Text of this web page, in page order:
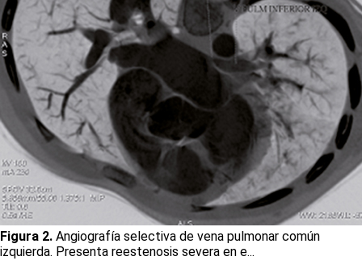
Figura 2. Angiografía selectiva de vena pulmonar común
izquierda. Presenta reestenosis severa en e...